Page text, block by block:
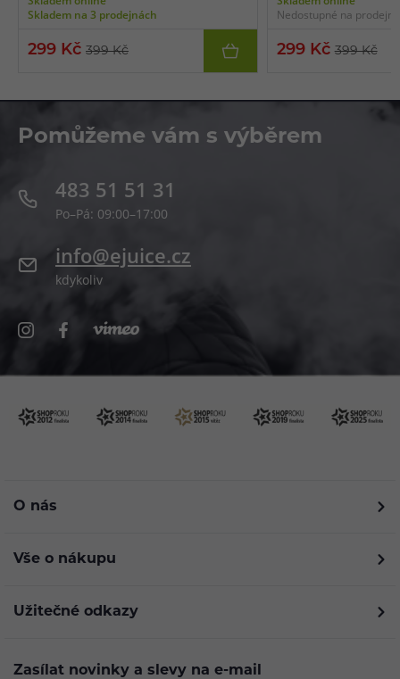
vrchní plnění cartridge, vyměnitelná tělíska
GX Mesh.
Skladem na 3 prodejnách
299 Kč 399 Kč
vrchní plnění cartridge,
GX Mesh.
Nedostupné na
299 Kč399 Kč
Pomůžeme vám s výběrem
483 51 51 31
Po–Pá: 09:00–17:00
info@ejuice.cz
kdykoliv
O nás
Vše o nákupu
Užitečné odkazy
Zasílat novinky a slevy na e-mail